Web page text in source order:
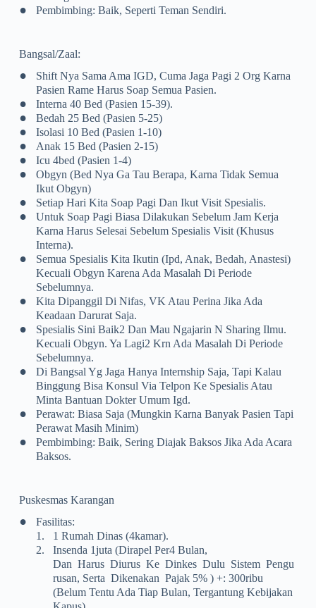
• Pembimbing: Baik, Seperti Teman Sendiri.
Bangsal/Zaal:
•
Shift Nya Sama Ama IGD, Cuma Jaga Pagi 2 Org Karna
Pasien Rame Harus Soap Semua Pasien.
• Interna 40 Bed (pasien 15-39).
• Bedah 25 Bed (pasien 5-25)
• Isolasi 10 Bed (pasien 1-10)
• Anak 15 Bed (pasien 2-15)
• Icu 4bed (pasien 1-4)
•
Obgyn (bed Nya Ga Tau Berapa, Karna Tidak Semua
Ikut Obgyn)
• Setiap Hari Kita Soap Pagi Dan Ikut Visit Spesialis.
•
Untuk Soap Pagi Biasa Dilakukan Sebelum Jam Kerja
Karna Harus Selesai Sebelum Spesialis Visit (khusus
Interna).
•
Semua Spesialis Kita Ikutin (ipd, Anak, Bedah, Anastesi)
Kecuali Obgyn Karena Ada Masalah Di Periode
Sebelumnya.
•
Kita Dipanggil Di Nifas, VK Atau Perina Jika Ada
Keadaan Darurat Saja.
•
Spesialis Sini Baik2 Dan Mau Ngajarin N Sharing Ilmu.
Kecuali Obgyn. Ya Lagi2 Krn Ada Masalah Di Periode
Sebelumnya.
•
Di Bangsal Yg Jaga Hanya Internship Saja, Tapi Kalau
Binggung Bisa Konsul Via Telpon Ke Spesialis Atau
Minta Bantuan Dokter Umum Igd.
•
Perawat: Biasa Saja (mungkin Karna Banyak Pasien Tapi
Perawat Masih Minim)
•
Pembimbing: Baik, Sering Diajak Baksos Jika Ada Acara
Baksos.
Puskesmas Karangan
•
Fasilitas:
1.
1 Rumah Dinas (4kamar).
2.
Insenda 1juta (dirapel Per4 Bulan,
Dan Harus Diurus Ke Dinkes Dulu Sistem Pengu
Rusan, Serta Dikenakan Pajak 5% ) +: 300ribu
(belum Tentu Ada Tiap Bulan, Tergantung Kebijakan